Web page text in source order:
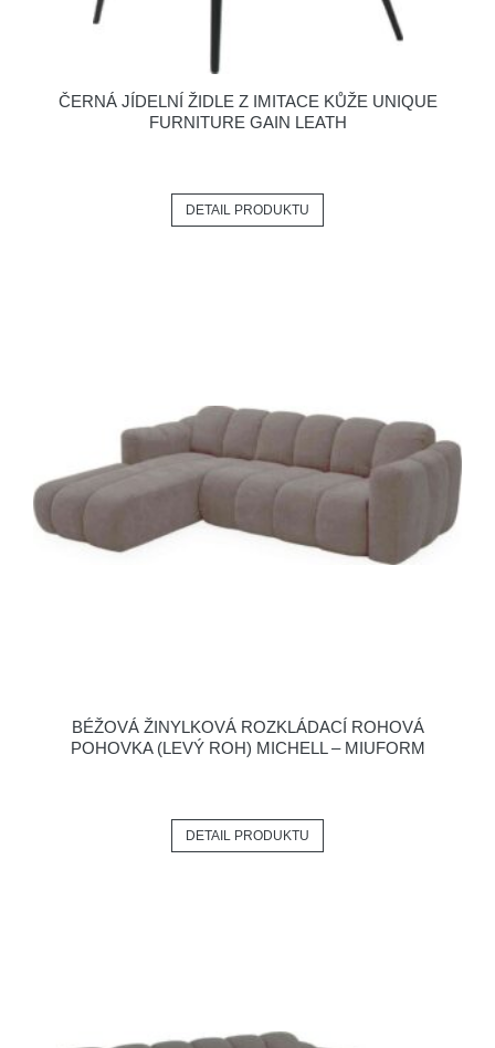
ČERNÁ JÍDELNÍ ŽIDLE Z IMITACE KŮŽE UNIQUE
FURNITURE GAIN LEATH
DETAIL PRODUKTU
BÉŽOVÁ ŽINYLKOVÁ ROZKLÁDACÍ ROHOVÁ
POHOVKA (LEVÝ ROH) MICHELL – MIUFORM
DETAIL PRODUKTU